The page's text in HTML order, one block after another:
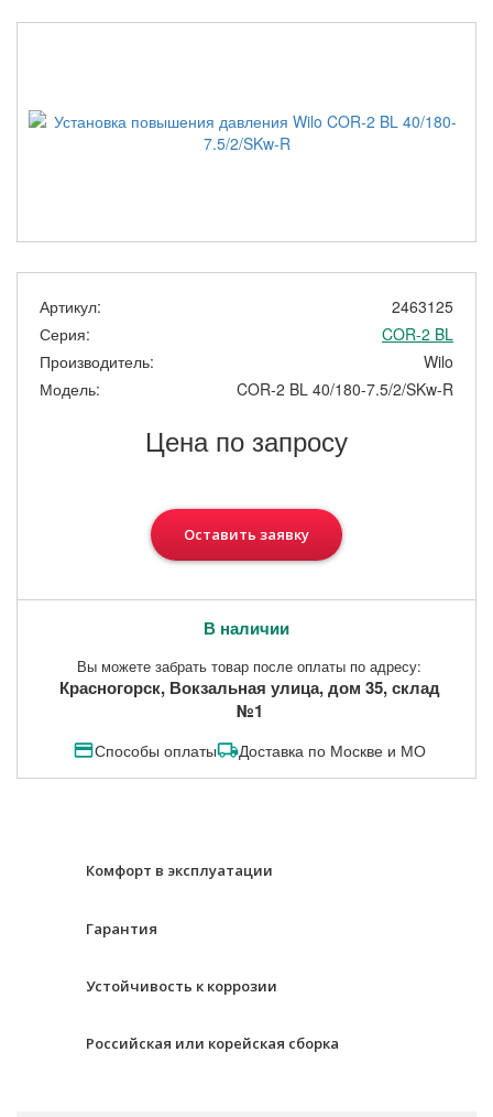
Артикул:
2463125
Серия:
COR-2 BL
Производитель:
Wilo
Модель:
COR-2 BL 40/180-7.5/2/SKw-R
Цена по запросу
Оставить заявку
В наличии
Вы можете забрать товар после оплаты по адресу:
Красногорск, Вокзальная улица, дом 35, склад
№1
Способы оплаты Доставка по Москве и МО
Комфорт в эксплуатации
Гарантия
Устойчивость к коррозии
Российская или корейская сборка